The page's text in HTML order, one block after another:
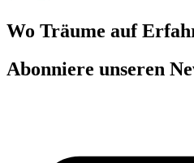
Wo Träume auf
Abonniere unseren